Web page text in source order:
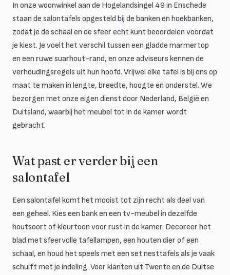
In onze woonwinkel aan de Hogelandsingel 49 in Enschede
staan de salontafels opgesteld bij de banken en hoekbanken,
zodat je de schaal en de sfeer echt kunt beoordelen voordat
je kiest. Je voelt het verschil tussen een gladde marmertop
en een ruwe suarhout-rand, en onze adviseurs kennen de
verhoudingsregels uit hun hoofd. Vrijwel elke tafel is bij ons op
maat te maken in lengte, breedte, hoogte en onderstel. We
bezorgen met onze eigen dienst door Nederland, België en
Duitsland, waarbij het meubel tot in de kamer wordt
gebracht.
Wat past er verder bij een
salontafel
Een salontafel komt het mooist tot zijn recht als deel van
een geheel. Kies een bank en een tv-meubel in dezelfde
houtsoort of kleurtoon voor rust in de kamer. Decoreer het
blad met sfeervolle tafellampen, een houten dier of een
schaal, en houd het speels met een set nesttafels als je vaak
schuift met je indeling. Voor klanten uit Twente en de Duitse